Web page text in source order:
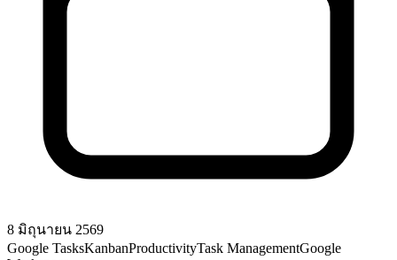
8 มิถุนายน 2569
Google TasksKanbanProductivityTask ManagementGoogle